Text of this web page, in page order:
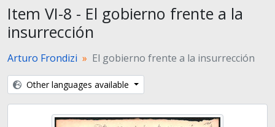
Item VI-8 - El gobierno frente a la
insurrección
Arturo Frondizi El gobierno frente a la insurrección
Other languages available